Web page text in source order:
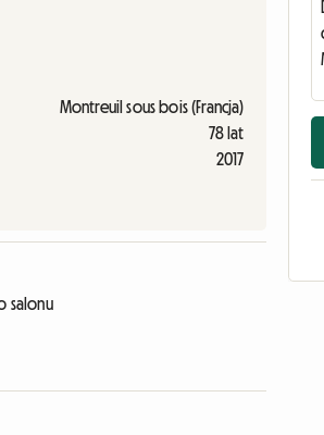
Montreuil sous bois (Francja)
78 lat
2017
salonu